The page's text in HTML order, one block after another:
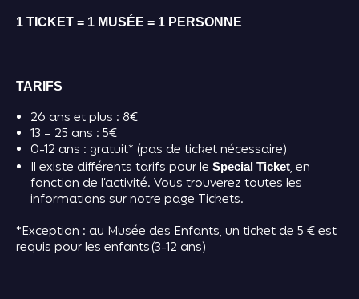
1 TICKET = 1 MUSÉE = 1 PERSONNE
TARIFS
26 ans et plus : 8€
13 – 25 ans : 5€
0-12 ans : gratuit* (pas de ticket nécessaire)
Il existe différents tarifs pour le Special Ticket, en
fonction de l’activité. Vous trouverez toutes les
informations sur notre page Tickets.
*Exception : au Musée des Enfants, un ticket de 5 € est
requis pour les enfants (3-12 ans)